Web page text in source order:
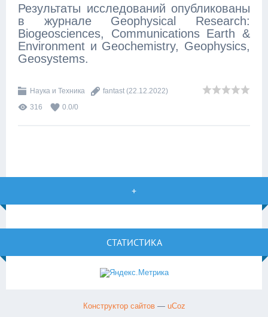
Результаты исследований опубликованы
в журнале Geophysical Research:
Biogeosciences, Communications Earth &
Environment и Geochemistry, Geophysics,
Geosystems.
Наука и Техника fantast (22.12.2022)
316
0.0/0
+
СТАТИСТИКА
Конструктор сайтов— uCoz